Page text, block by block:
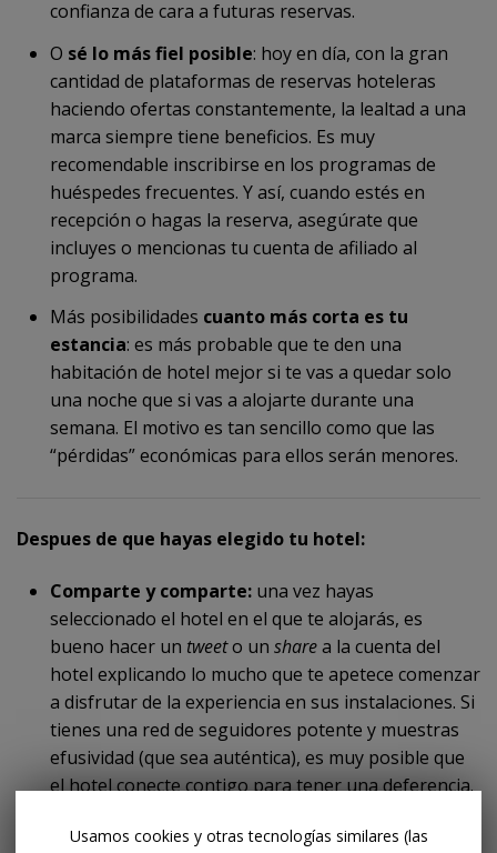
confianza de cara a futuras reservas.
O sé lo más fiel posible: hoy en día, con la gran
cantidad de plataformas de reservas hoteleras
haciendo ofertas constantemente, la lealtad a una
marca siempre tiene beneficios. Es muy
recomendable inscribirse en los programas de
huéspedes frecuentes. Y así, cuando estés en
recepción o hagas la reserva, asegúrate que
incluyes o mencionas tu cuenta de afiliado al
programa.
Más posibilidades cuanto más corta es tu
estancia: es más probable que te den una
habitación de hotel mejor si te vas a quedar solo
una noche que si vas a alojarte durante una
semana. El motivo es tan sencillo como que las
“pérdidas” económicas para ellos serán menores.
Despues de que hayas elegido tu hotel:
Comparte y comparte: una vez hayas
seleccionado el hotel en el que te alojarás, es
bueno hacer un tweeto un sharea la cuenta del
hotel explicando lo mucho que te apetece comenzar
a disfrutar de la experiencia en sus instalaciones. Si
tienes una red de seguidores potente y muestras
efusividad (que sea auténtica), es muy posible que
el hotel conecte contigo para tener una deferencia.
Usamos cookies y otras tecnologías similares (las